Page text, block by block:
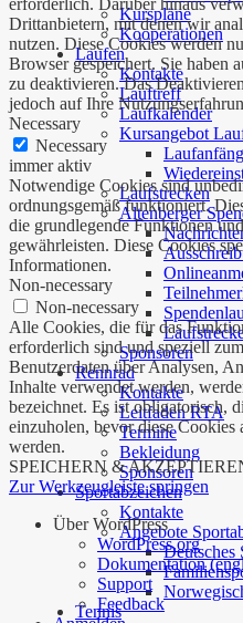
Kurspläne
Kooperationen
Laufen
Kontakte
Lauftreff
Laufkalender
Kursangebot
Laufstrecken
Altenberger
Sponsoren
Rennrad
Kontakte
Leitfaden RTA
Termine
Bekleidung
Sponsoren
Sportabzeichen
Kontakte
Angebote
Deutsches
Tennis
Drittanbietern, mit denen wir
nutzen. Diese Cookies werden
Browser gespeichert. Sie haben
zu deaktivieren. Das
jedoch auf Ihre
Necessary
Necessary
immer aktiv
Notwendige Cookies sind
ordnungsgemäß funktioniert.
die grundlegende Funktionen
gewährleisten. Diese Cookies
Informationen.
Non-necessary
Non-necessary
Alle Cookies, die für das
erforderlich sind und speziell
Benutzerdaten über Analysen,
Inhalte verwendet werden,
bezeichnet. Es ist obligatorisch,
einzuholen, bevor diese Cookies
werden.
SPEICHERN &
Zur Werkzeugleiste springen
Über WordPress
WordPress.org
Dokumentation
Support
Feedback